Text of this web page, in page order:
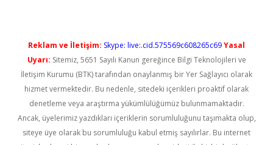
Reklam ve İletişim: Skype: live:.cid.575569c608265c69Yasal
Uyarı: Sitemiz, 5651 Sayılı Kanun gereğince Bilgi Teknolojileri ve
İletişim Kurumu (BTK) tarafından onaylanmış bir Yer Sağlayıcı olarak
hizmet vermektedir. Bu nedenle, sitedeki içerikleri proaktif olarak
denetleme veya araştırma yükümlülüğümüz bulunmamaktadır.
Ancak, üyelerimiz yazdıkları içeriklerin sorumluluğunu taşımakta olup,
siteye üye olarak bu sorumluluğu kabul etmiş sayılırlar. Bu internet